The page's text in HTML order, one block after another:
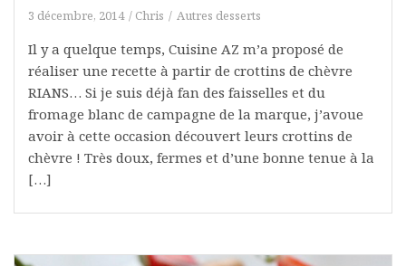
3 décembre, 2014 Chris Autres desserts
Il y a quelque temps, Cuisine AZ m’a proposé de
réaliser une recette à partir de crottins de chèvre
RIANS… Si je suis déjà fan des faisselles et du
fromage blanc de campagne de la marque, j’avoue
avoir à cette occasion découvert leurs crottins de
chèvre ! Très doux, fermes et d’une bonne tenue à la
[…]